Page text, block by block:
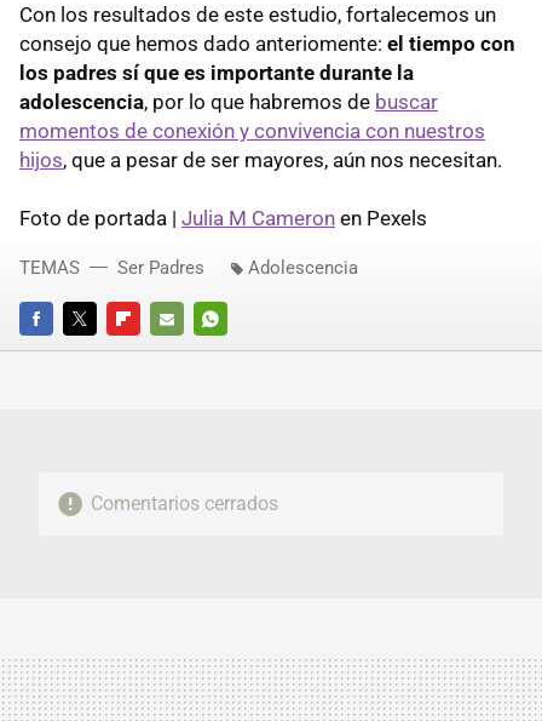
Con los resultados de este estudio, fortalecemos un
consejo que hemos dado anteriomente: el tiempo con
los padres sí que es importante durante la
adolescencia, por lo que habremos de buscar
momentos de conexión y convivencia con nuestros
hijos, que a pesar de ser mayores, aún nos necesitan.
Foto de portada | Julia M Cameron en Pexels
FACEBOOKTWITTERFLIPBOARD
E-
WHATSAPP
TEMAS Ser Padres Adolescencia
Comentarios cerrados